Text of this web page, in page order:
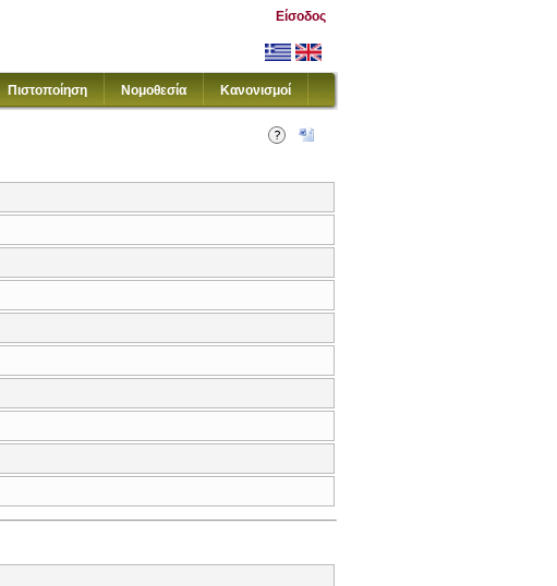
Είσοδος
Πιστοποίηση Νομοθεσία Κανονισμοί